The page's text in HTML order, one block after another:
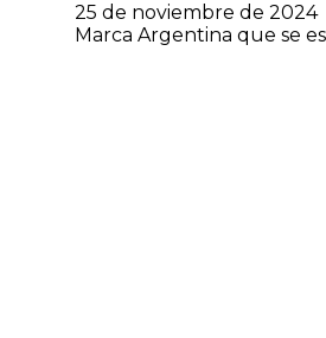
25 de noviembre de 2024
Marca Argentina que se